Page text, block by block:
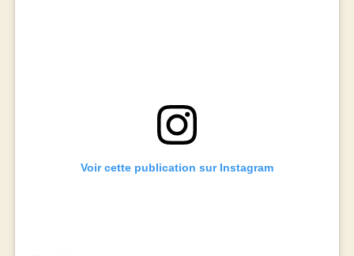
Voir cette publication sur Instagram